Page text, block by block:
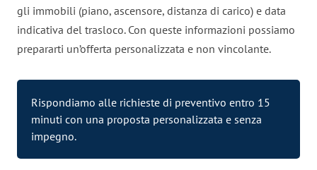
gli immobili (piano, ascensore, distanza di carico) e data
indicativa del trasloco. Con queste informazioni possiamo
prepararti un’offerta personalizzata e non vincolante.
Rispondiamo alle richieste di preventivo entro 15
minuti con una proposta personalizzata e senza
impegno.